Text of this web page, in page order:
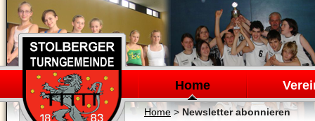
Navigation
überspringen
Home
Home> Newsletter abonnieren